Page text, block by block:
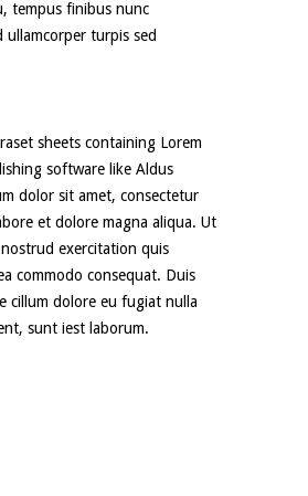
tempus finibus nunc
turpis sed
sheets containing Lorem
software like Aldus
dolor sit amet, consectetur
et dolore magna aliqua. Ut
exercitation quis
commodo consequat. Duis
cillum dolore eu fugiat nulla
sunt iest laborum.